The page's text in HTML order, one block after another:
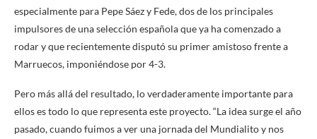
especialmente para Pepe Sáez y Fede, dos de los principales
impulsores de una selección española que ya ha comenzado a
rodar y que recientemente disputó su primer amistoso frente a
Marruecos, imponiéndose por 4-3.
Pero más allá del resultado, lo verdaderamente importante para
ellos es todo lo que representa este proyecto. “La idea surge el año
pasado, cuando fuimos a ver una jornada del Mundialito y nos